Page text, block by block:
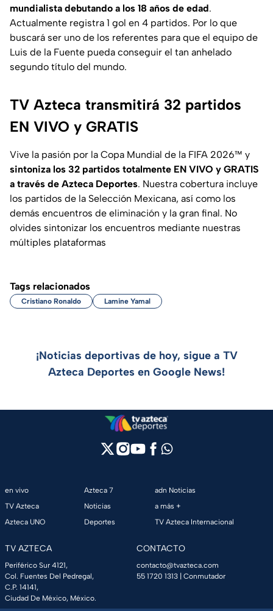
mundialista debutando a los 18 años de edad.
Actualmente registra 1 gol en 4 partidos. Por lo que
buscará ser uno de los referentes para que el equipo de
Luis de la Fuente pueda conseguir el tan anhelado
segundo título del mundo.
TV Azteca transmitirá 32 partidos
EN VIVO y GRATIS
Vive la pasión por la Copa Mundial de la FIFA 2026™ y
sintoniza los 32 partidos totalmente EN VIVO y GRATIS
a través de Azteca Deportes. Nuestra cobertura incluye
los partidos de la Selección Mexicana, así como los
demás encuentros de eliminación y la gran final. No
olvides sintonizar los encuentros mediante nuestras
múltiples plataformas
Tags relacionados
Cristiano Ronaldo Lamine Yamal
¡Noticias deportivas de hoy, sigue a TV
Azteca Deportes en Google News!
en vivo
TV Azteca
Azteca UNO
Azteca 7
Noticias
Deportes
adn Noticias
a más +
TV Azteca Internacional
TV AZTECA
Periférico Sur 4121,
Col. Fuentes Del Pedregal,
C.P. 14141,
Ciudad De México, México.
CONTACTO
contacto@tvazteca.com
55 1720 1313 | Conmutador